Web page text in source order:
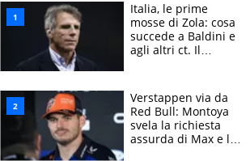
Italia, le prime
mosse di Zola: cosa
succede a Baldini e
agli altri ct. Il
azzurri
Verstappen via da
Red Bull: Montoya
svela la richiesta
assurda di Max e lo